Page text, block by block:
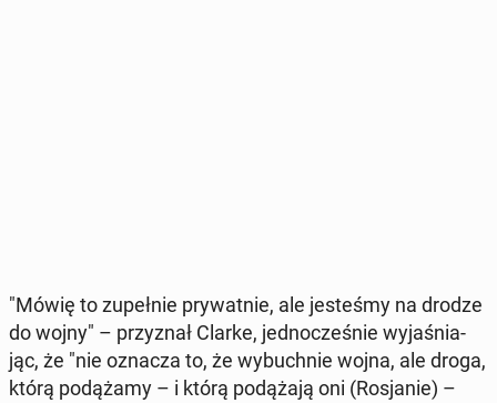
"Mówię to zu­peł­nie pry­wat­nie, ale je­ste­śmy na drodze
do wojny" – przy­znał Clarke, jed­no­cze­śnie wy­ja­śnia­
jąc, że "nie oznacza to, że wy­buch­nie wojna, ale droga,
którą po­dą­ża­my – i którą po­dą­ża­ją oni (Ro­sja­nie) –